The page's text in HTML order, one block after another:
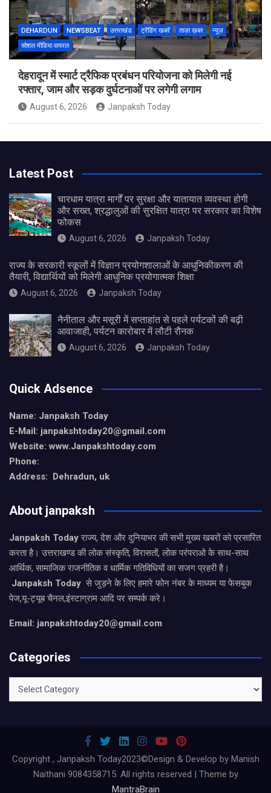
DEHARDUN NEWSBEAT उत्तराखंड ट्रेंडिंग खबरें ताज़ा ख़बर
न्यूज़
सोशल मीडिया वायरल
देहरादून में स्मार्ट ट्रैफिक प्रबंधन परियोजना को मिलेगी नई
रफ्तार, जाम और सड़क दुर्घटनाओं पर लगेगी लगाम
August 6, 2026 Janpaksh Today
Latest Post
चारधाम यात्रा मार्गों पर सुरक्षा और यातायात व्यवस्था होगी
और सख्त, श्रद्धालुओं की सुरक्षित यात्रा पर सरकार का विशेष
फोकस
August 6, 2026 Janpaksh Today
राज्य के सरकारी स्कूलों में विज्ञान प्रयोगशालाओं के आधुनिकीकरण की
तैयारी, विद्यार्थियों को मिलेगी आधुनिक प्रयोगात्मक शिक्षा
August 6, 2026 Janpaksh Today
नैनीताल और मसूरी में सप्ताहांत से पहले पर्यटकों की बढ़ी
आवाजाही, पर्यटन कारोबार में लौटी रौनक
August 6, 2026 Janpaksh Today
Quick Adsence
Name: Janpaksh Today
E-Mail: janpakshtoday20@gmail.com
Website: www.Janpakshtoday.com
Phone:
Address: Dehradun, uk
About janpaksh
Janpaksh Todayराज्य, देश और दुनियाभर की सभी मुख्य खबरों को प्रसारित
करता है। उत्तराखण्ड की लोक संस्कृति, विरासतों, लोक परंपराओ के साथ-साथ
आर्थिक, सामाजिक राजनीतिक व धार्मिक गतिविधियों का सजग प्रहरी है।
Janpaksh Today से जुड़ने के लिए हमारे फोन नंबर के माध्यम या फेसबुक
पेज,यू-ट्यूब चैनल,इंस्टाग्राम आदि पर सम्पर्क करे।
Email: janpakshtoday20@gmail.com
Categories
Categories
Copyright , Janpaksh Today2023©Design & Develop by Manish
Naithani 9084358715. All rights reserved | Theme by
MantraBrain